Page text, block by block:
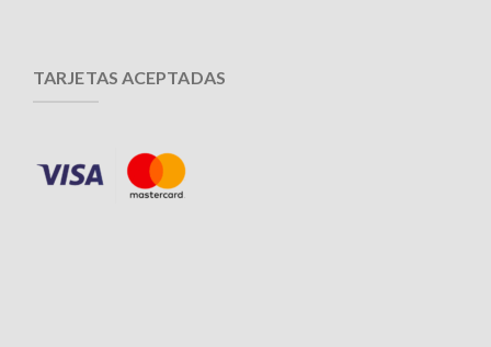
TARJETAS ACEPTADAS